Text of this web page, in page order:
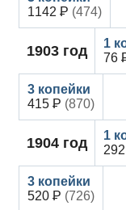
1142 (474)
1903 год 76
415 (870)
1904 год 292
520 (726)